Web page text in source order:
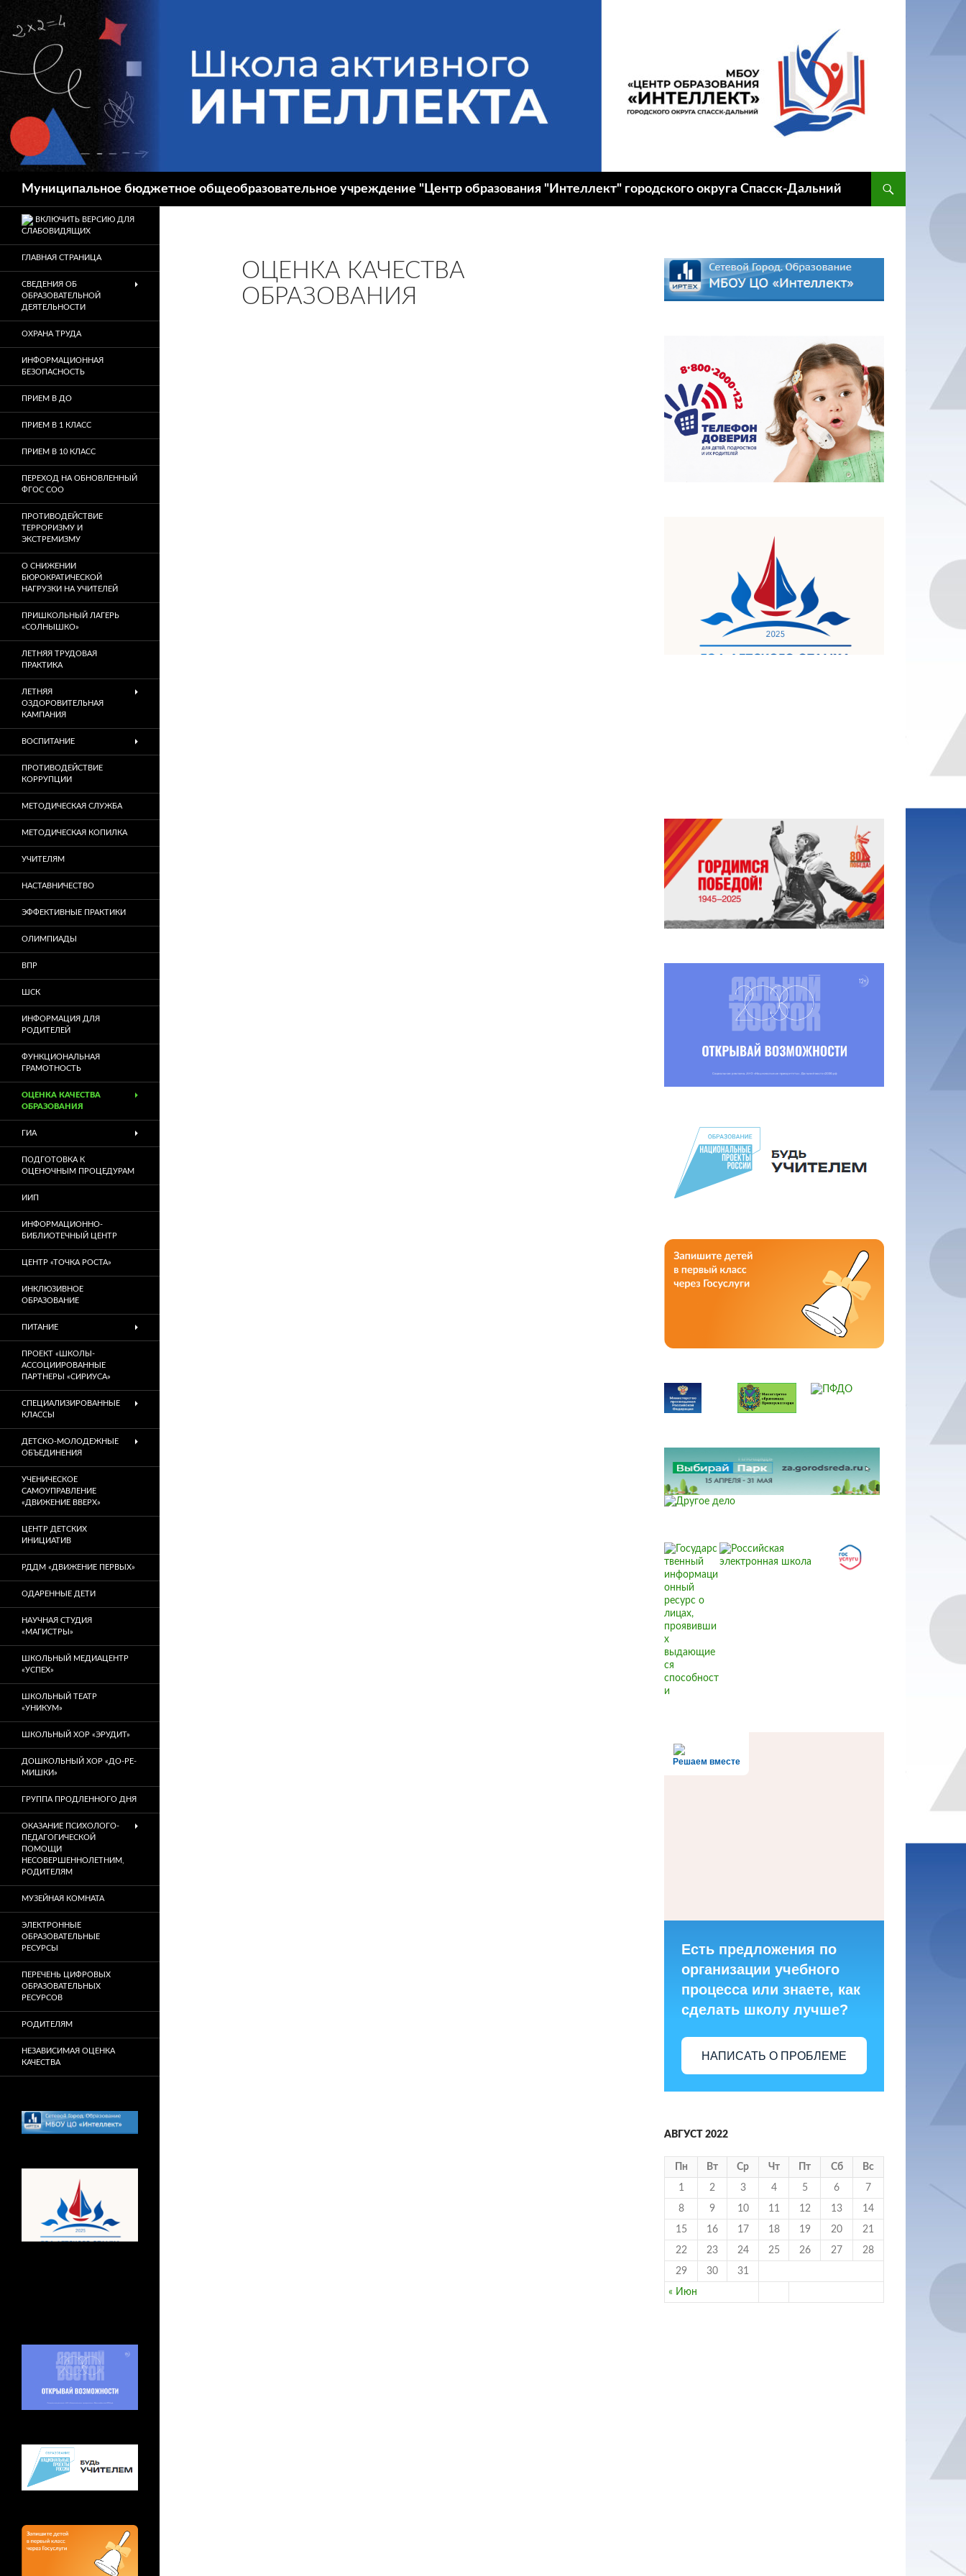
содержимому
Муниципальное бюджетное общеобразовательное учреждение "Центр образования "Интеллект" городского округа Спасск-Дальний
ОЦЕНКА КАЧЕСТВА
ОБРАЗОВАНИЯ
Решаем вместе
Есть предложения по
организации учебного
процесса или знаете, как
сделать школу лучше?
НАПИСАТЬ О ПРОБЛЕМЕ
АВГУСТ 2022
Пн Вт Ср Чт Пт Сб Вс
« Июн
1 2 3 4 5 6 7
8 9 10 11 12 13 14
15 16 17 18 19 20 21
22 23 24 25 26 27 28
29 30 31
ВКЛЮЧИТЬ ВЕРСИЮ ДЛЯ
СЛАБОВИДЯЩИХ
ГЛАВНАЯ СТРАНИЦА
СВЕДЕНИЯ ОБ
ОБРАЗОВАТЕЛЬНОЙ
ДЕЯТЕЛЬНОСТИ
ОХРАНА ТРУДА
ИНФОРМАЦИОННАЯ
БЕЗОПАСНОСТЬ
ПРИЕМ В ДО
ПРИЕМ В 1 КЛАСС
ПРИЕМ В 10 КЛАСС
ПЕРЕХОД НА ОБНОВЛЕННЫЙ
ФГОС СОО
ПРОТИВОДЕЙСТВИЕ
ТЕРРОРИЗМУ И
ЭКСТРЕМИЗМУ
О СНИЖЕНИИ
БЮРОКРАТИЧЕСКОЙ
НАГРУЗКИ НА УЧИТЕЛЕЙ
ПРИШКОЛЬНЫЙ ЛАГЕРЬ
«СОЛНЫШКО»
ЛЕТНЯЯ ТРУДОВАЯ
ПРАКТИКА
ЛЕТНЯЯ
ОЗДОРОВИТЕЛЬНАЯ
КАМПАНИЯ
ВОСПИТАНИЕ
ПРОТИВОДЕЙСТВИЕ
КОРРУПЦИИ
МЕТОДИЧЕСКАЯ СЛУЖБА
МЕТОДИЧЕСКАЯ КОПИЛКА
УЧИТЕЛЯМ
НАСТАВНИЧЕСТВО
ЭФФЕКТИВНЫЕ ПРАКТИКИ
ОЛИМПИАДЫ
ВПР
ШСК
ИНФОРМАЦИЯ ДЛЯ
РОДИТЕЛЕЙ
ФУНКЦИОНАЛЬНАЯ
ГРАМОТНОСТЬ
ОЦЕНКА КАЧЕСТВА
ОБРАЗОВАНИЯ
ГИА
ПОДГОТОВКА К
ОЦЕНОЧНЫМ ПРОЦЕДУРАМ
ИИП
ИНФОРМАЦИОННО-
БИБЛИОТЕЧНЫЙ ЦЕНТР
ЦЕНТР «ТОЧКА РОСТА»
ИНКЛЮЗИВНОЕ
ОБРАЗОВАНИЕ
ПИТАНИЕ
ПРОЕКТ «ШКОЛЫ-
АССОЦИИРОВАННЫЕ
ПАРТНЕРЫ «СИРИУСА»
СПЕЦИАЛИЗИРОВАННЫЕ
КЛАССЫ
ДЕТСКО-МОЛОДЕЖНЫЕ
ОБЪЕДИНЕНИЯ
УЧЕНИЧЕСКОЕ
САМОУПРАВЛЕНИЕ
«ДВИЖЕНИЕ ВВЕРХ»
ЦЕНТР ДЕТСКИХ
ИНИЦИАТИВ
РДДМ «ДВИЖЕНИЕ ПЕРВЫХ»
ОДАРЕННЫЕ ДЕТИ
НАУЧНАЯ СТУДИЯ
«МАГИСТРЫ»
ШКОЛЬНЫЙ МЕДИАЦЕНТР
«УСПЕХ»
ШКОЛЬНЫЙ ТЕАТР
«УНИКУМ»
ШКОЛЬНЫЙ ХОР «ЭРУДИТ»
ДОШКОЛЬНЫЙ ХОР «ДО-РЕ-
МИШКИ»
ГРУППА ПРОДЛЕННОГО ДНЯ
ОКАЗАНИЕ ПСИХОЛОГО-
ПЕДАГОГИЧЕСКОЙ
ПОМОЩИ
НЕСОВЕРШЕННОЛЕТНИМ,
РОДИТЕЛЯМ
МУЗЕЙНАЯ КОМНАТА
ЭЛЕКТРОННЫЕ
ОБРАЗОВАТЕЛЬНЫЕ
РЕСУРСЫ
ПЕРЕЧЕНЬ ЦИФРОВЫХ
ОБРАЗОВАТЕЛЬНЫХ
РЕСУРСОВ
РОДИТЕЛЯМ
НЕЗАВИСИМАЯ ОЦЕНКА
КАЧЕСТВА